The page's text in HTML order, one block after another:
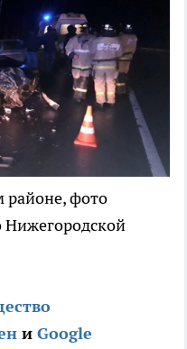
районе, фото
и Google